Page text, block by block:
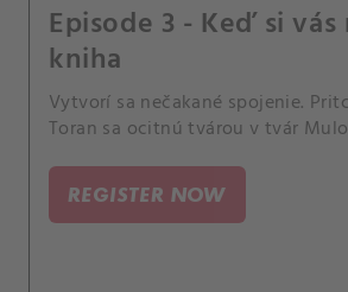
Episode 3 - Keď si vás
kniha
Vytvorí sa nečakané spojenie.
Toran sa ocitnú tvárou v tvár
REGISTER NOW